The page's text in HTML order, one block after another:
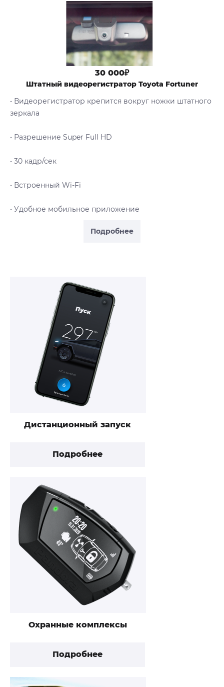
Подробнее
30 000₽
Штатный видеорегистратор Toyota Fortuner
• Видеорегистратор крепится вокруг ножки штатного
зеркала
• Разрешение Super Full HD
• 30 кадр/сек
• Встроенный Wi-Fi
• Удобное мобильное приложение
Дистанционный запуск
Подробнее
Охранные комплексы
Подробнее